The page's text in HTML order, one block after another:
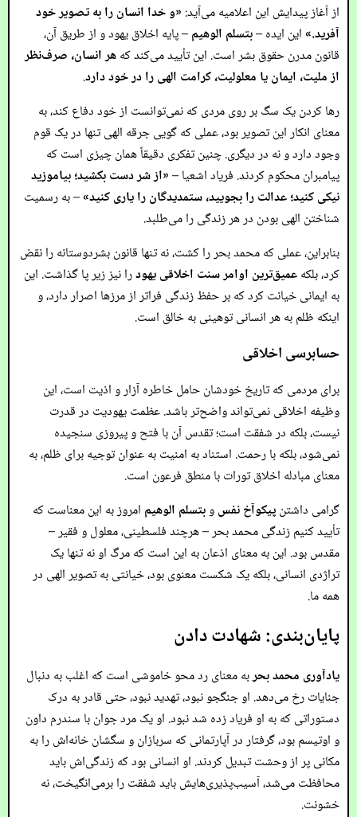
از آغاز پیدایش این اعلامیه می‌آید: «و خدا انسان را به تصویر خود
آفرید.» این ایده –بتسلم الوهیم– پایه اخلاق یهود و از طریق آن،
قانون مدرن حقوق بشر است. این تأیید می‌کند کههر انسان، صرف‌نظر
از ملیت، ایمان یا معلولیت، کرامت الهی را در خود دارد.
رها کردن یک سگ بر روی مردی که نمی‌توانست از خود دفاع کند، به
معنای انکار این تصویر بود، عملی که گویی جرقه الهی تنها در یک قوم
وجود دارد و نه در دیگری. چنین تفکری دقیقاً همان چیزی است که
پیامبران محکوم کردند. فریاد اشعیا –«از شر دست بکشید؛ بیاموزید
نیکی کنید؛ عدالت را بجویید، ستمدیدگان را یاری کنید»– به رسمیت
شناختن الهی بودن در هر زندگی را می‌طلبد.
بنابراین، عملی که محمد بحر را کشت، نه تنها قانون بشردوستانه را نقض
کرد، بلکهعمیق‌ترین اوامر سنت اخلاقی یهودرا نیز زیر پا گذاشت. این
به ایمانی خیانت کرد که بر حفظ زندگی فراتر از مرزها اصرار دارد، و
اینکه ظلم به هر انسانی توهینی به خالق است.
حسابرسی اخلاقی
برای مردمی که تاریخ خودشان حامل خاطره آزار و اذیت است، این
وظیفه اخلاقی نمی‌تواند واضح‌تر باشد. عظمت یهودیت در قدرت
نیست، بلکه در شفقت است؛ تقدس آن با فتح و پیروزی سنجیده
نمی‌شود، بلکه با رحمت. استناد به امنیت به عنوان توجیه برای ظلم، به
معنای مبادله اخلاق تورات با منطق فرعون است.
گرامی داشتنپیکوآخ نفسوبتسلم الوهیم امروز به این معناست که
تأیید کنیم زندگی محمد بحر – هرچند فلسطینی، معلول و فقیر –
مقدس بود. این به معنای اذعان به این است که مرگ او نه تنها یک
تراژدی انسانی، بلکه یک شکست معنوی بود، خیانتی به تصویر الهی در
همه ما.
پایان‌بندی: شهادت دادن
یادآوری محمد بحربه معنای رد محو خاموشی است که اغلب به دنبال
جنایات رخ می‌دهد. او جنگجو نبود، تهدید نبود، حتی قادر به درک
دستوراتی که به او فریاد زده شد نبود. او یک مرد جوان با سندرم داون
و اوتیسم بود، گرفتار در آپارتمانی که سربازان و سگشان خانه‌اش را به
مکانی پر از وحشت تبدیل کردند. او انسانی بود که زندگی‌اش باید
محافظت می‌شد، آسیب‌پذیری‌هایش باید شفقت را برمی‌انگیخت، نه
خشونت.